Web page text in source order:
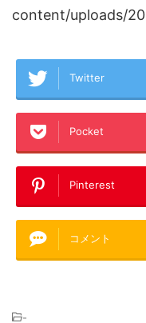
content/uploads/
Twitter
Pocket
Pinterest
コメント
-